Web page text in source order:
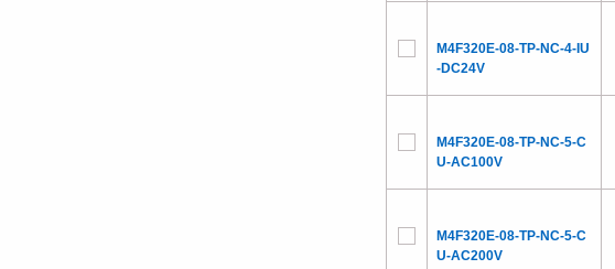
M4F320E-08-TP-NC-4-IU
-DC24V
M4F320E-08-TP-NC-5-C
U-AC100V
M4F320E-08-TP-NC-5-C
U-AC200V